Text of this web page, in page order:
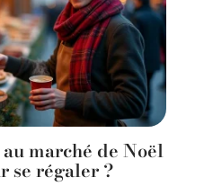
marché de Noël
se régaler ?